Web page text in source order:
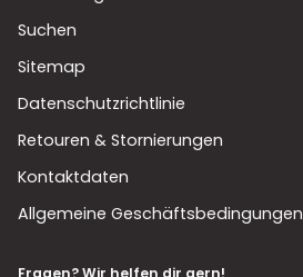
Suchen
Sitemap
Datenschutzrichtlinie
Retouren & Stornierungen
Kontaktdaten
Allgemeine Geschäftsbedingungen